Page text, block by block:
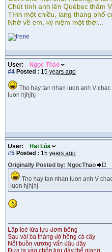
Chút tình anh lên Québec thăm
Tình một chiều, lang thang phố
Nhớ về em, kỷ niệm một thời...
User:
Ngọc Thảo
#4 Posted : 15 years ago
Tho hay tan nhan luon anh V
luon hjhjhj
User:
Hai Lúa
#5 Posted : 15 years ago
Originally Posted by: NgocThao
Tho hay tan nhan luon anh V
luon hjhjhj
Lập loè lửa lựu đơm bông
Sau vài ba tháng đỏ hồng cả cây
Nỗi buồn vương vấn đâu đây
Đưa ta vào chốn lưu đày thế giang